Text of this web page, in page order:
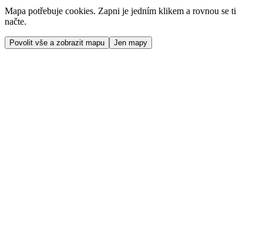
Mapa potřebuje cookies. Zapni je jedním klikem a rovnou se ti
načte.
Povolit vše a zobrazit mapu Jen mapy